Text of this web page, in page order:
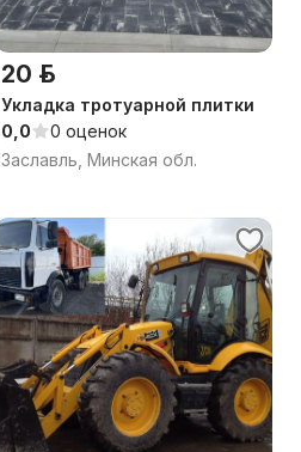
20 р.
Укладка тротуарной плитки
0,0
0 оценок
Заславль, Минская обл.